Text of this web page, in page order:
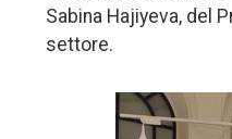
Sabina Hajiyeva, del
settore.